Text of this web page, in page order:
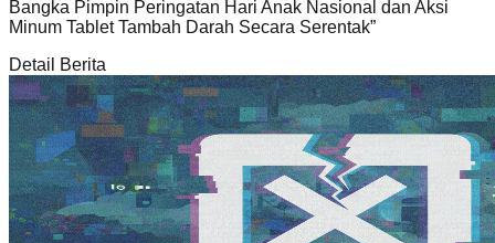
Bangka Pimpin Peringatan Hari Anak Nasional dan Aksi
Minum Tablet Tambah Darah Secara Serentak”
Detail Berita